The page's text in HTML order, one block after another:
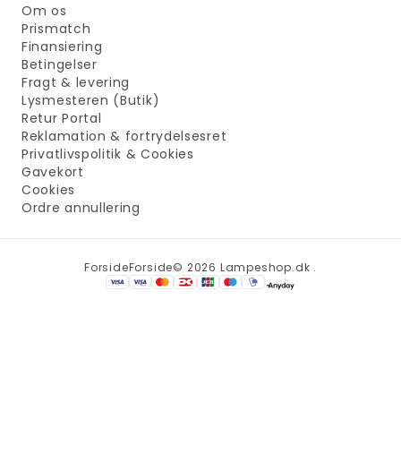
Om os
Prismatch
Finansiering
Betingelser
Fragt & levering
Lysmesteren (Butik)
Retur Portal
Reklamation & fortrydelsesret
Privatlivspolitik & Cookies
Gavekort
Cookies
Ordre annullering
ForsideForside© 2026 Lampeshop.dk .